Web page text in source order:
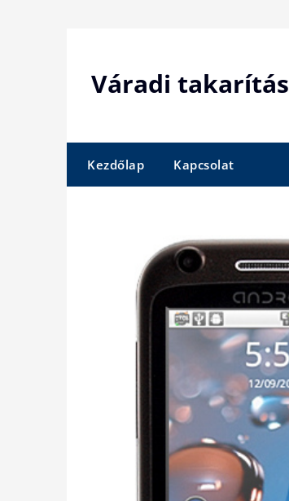
Váradi takarítás
Kezdőlap Kapcsolat